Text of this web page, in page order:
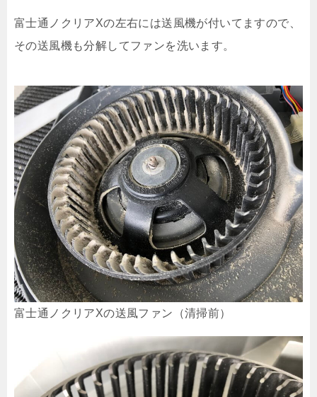
富士通ノクリアXの左右には送風機が付いてますので、
その送風機も分解してファンを洗います。
富士通ノクリアXの送風ファン（清掃前）